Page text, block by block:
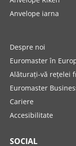
Anvelope iarna
Despre noi
Euromaster în
Alăturați-vă rețelei
Euromaster
Cariere
Accesibilitate
SOCIAL